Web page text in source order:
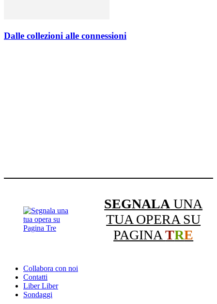
Dalle collezioni alle connessioni
SEGNALA UNA
TUA OPERA SU
PAGINATRE
Collabora con noi
Contatti
Liber Liber
Sondaggi